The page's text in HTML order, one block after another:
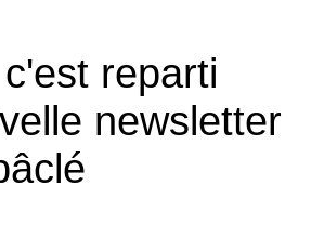
reparti
newsletter